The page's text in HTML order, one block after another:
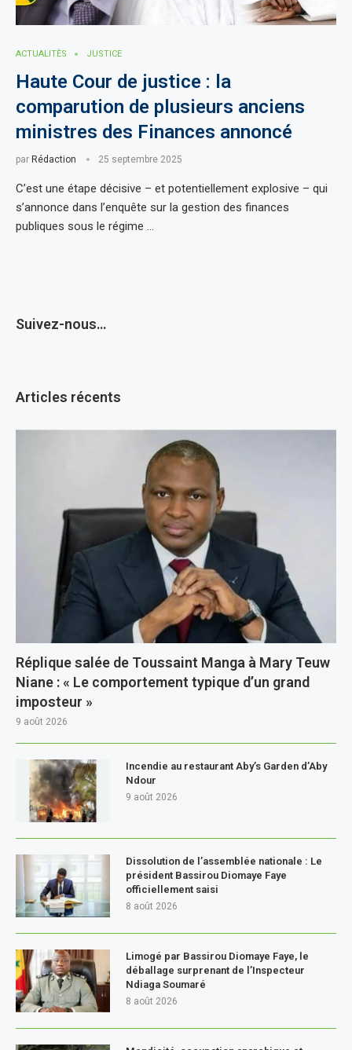
ACTUALITÈS JUSTICE
Haute Cour de justice : la
comparution de plusieurs anciens
ministres des Finances annoncé
par Rédaction 25 septembre 2025
C’est une étape décisive – et potentiellement explosive – qui
s’annonce dans l’enquête sur la gestion des finances
publiques sous le régime …
Suivez-nous…
Articles récents
Réplique salée de Toussaint Manga à Mary Teuw
Niane : « Le comportement typique d’un grand
imposteur »
9 août 2026
Incendie au restaurant Aby’s Garden d’Aby
Ndour
9 août 2026
Dissolution de l’assemblée nationale : Le
président Bassirou Diomaye Faye
officiellement saisi
8 août 2026
Limogé par Bassirou Diomaye Faye, le
déballage surprenant de l’Inspecteur
Ndiaga Soumaré
8 août 2026